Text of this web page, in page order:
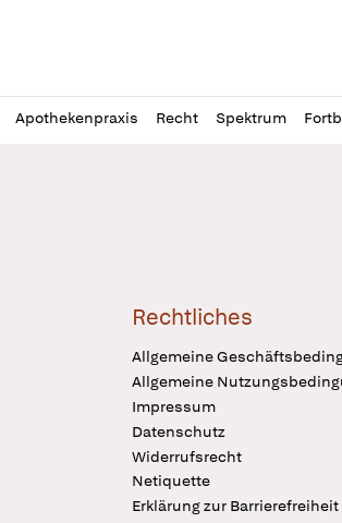
Apothekenpraxis Recht Spektrum
Rechtliches
Allgemeine
Allgemeine
Impressum
Datenschutz
Widerrufsrecht
Netiquette
Erklärung zur Barrierefreiheit